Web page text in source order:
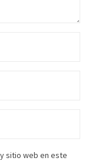
sitio web en este